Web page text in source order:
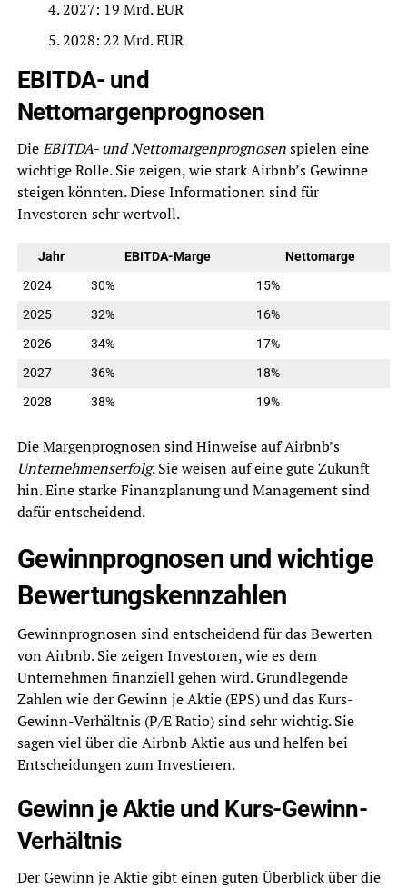
2027: 19 Mrd. EUR
2028: 22 Mrd. EUR
EBITDA- und
Nettomargenprognosen
DieEBITDA- und Nettomargenprognosenspielen eine
wichtige Rolle. Sie zeigen, wie stark Airbnb’s Gewinne
steigen könnten. Diese Informationen sind für
Investoren sehr wertvoll.
Jahr EBITDA-Marge
Nettomarge
2024
30%
15%
2025
32%
16%
2026
34%
17%
2027
36%
18%
2028
38% 19%
Die Margenprognosen sind Hinweise auf Airbnb’s
Unternehmenserfolg. Sie weisen auf eine gute Zukunft
hin. Eine starke Finanzplanung und Management sind
dafür entscheidend.
Gewinnprognosen und wichtige
Bewertungskennzahlen
Gewinnprognosen sind entscheidend für das Bewerten
von Airbnb. Sie zeigen Investoren, wie es dem
Unternehmen finanziell gehen wird. Grundlegende
Zahlen wie der Gewinn je Aktie (EPS) und das Kurs-
Gewinn-Verhältnis (P/E Ratio) sind sehr wichtig. Sie
sagen viel über die Airbnb Aktie aus und helfen bei
Entscheidungen zum Investieren.
Gewinn je Aktie und Kurs-Gewinn-
Verhältnis
Der Gewinn je Aktie gibt einen guten Überblick über die